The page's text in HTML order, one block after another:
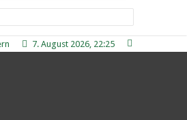
7. August 2026, 22:25